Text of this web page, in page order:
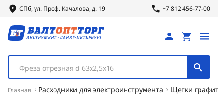
СПб, ул. Проф. Качалова, д. 19 +7 812 456-77-00
Фреза отрезная d 63х2,5х16
Главная Расходники для электроинструмента Щетки